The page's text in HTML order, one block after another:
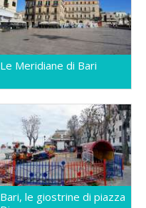
Le Meridiane di Bari
Bari, le giostrine di piazza